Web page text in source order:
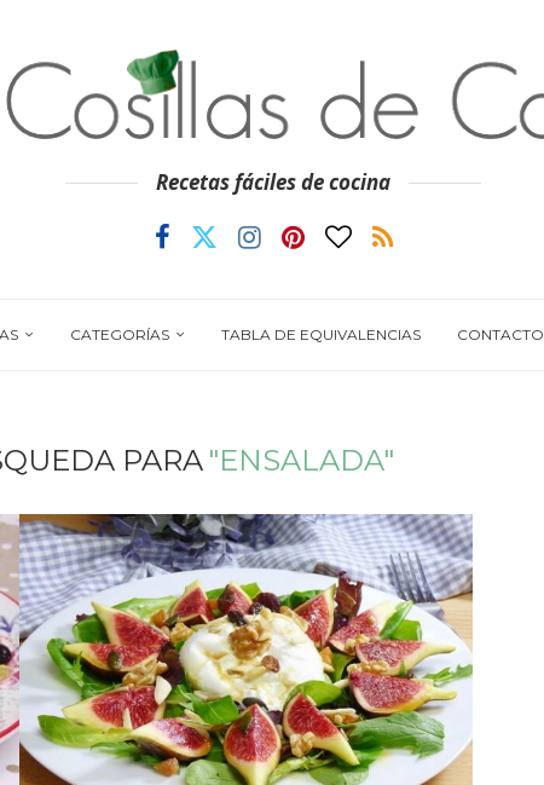
Recetas fáciles de cocina
CATEGORÍAS TABLA DE EQUIVALENCIAS CONTACTO
PARA "ENSALADA"